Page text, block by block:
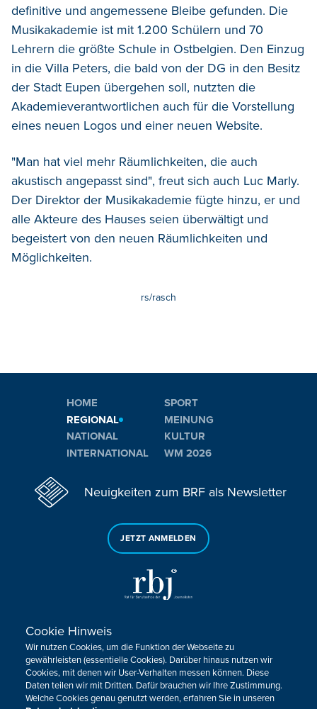
definitive und angemessene Bleibe gefunden. Die
Musikakademie ist mit 1.200 Schülern und 70
Lehrern die größte Schule in Ostbelgien. Den Einzug
in die Villa Peters, die bald von der DG in den Besitz
der Stadt Eupen übergehen soll, nutzten die
Akademieverantwortlichen auch für die Vorstellung
eines neuen Logos und einer neuen Website.
"Man hat viel mehr Räumlichkeiten, die auch
akustisch angepasst sind", freut sich auch Luc Marly.
Der Direktor der Musikakademie fügte hinzu, er und
alle Akteure des Hauses seien überwältigt und
begeistert von den neuen Räumlichkeiten und
Möglichkeiten.
rs/rasch
HOME
REGIONAL
NATIONAL
INTERNATIONAL
SPORT
MEINUNG
KULTUR
WM 2026
Neuigkeiten zum BRF als Newsletter
JETZT ANMELDEN
Sie haben noch Fragen oder Anmerkungen?
KONTAKTIEREN SIE UNS!
Impressum Datenschutz Kontakt
Barrierefreiheit
Cookie Hinweis
Wir nutzen Cookies, um die Funktion der Webseite zu
gewährleisten (essentielle Cookies). Darüber hinaus nutzen wir
Cookies, mit denen wir User-Verhalten messen können. Diese
Daten teilen wir mit Dritten. Dafür brauchen wir Ihre Zustimmung.
Welche Cookies genau genutzt werden, erfahren Sie in unseren